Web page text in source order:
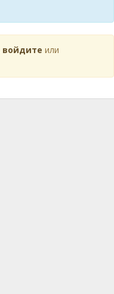
войдите или